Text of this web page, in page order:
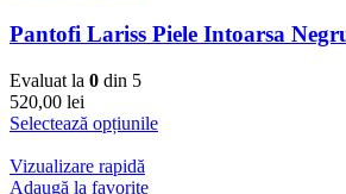
Pantofi Lariss Piele Intoarsa
Evaluat la 0 din 5
520,00 lei
Selectează opțiunile
Vizualizare rapidă
Adaugă la favorite